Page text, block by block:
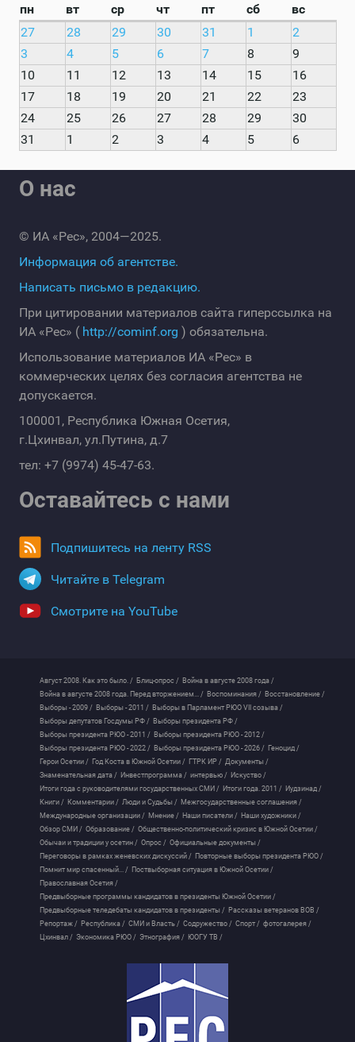
пн
вт ср чт пт сб
вс
27
28 29 30 31 1
2
3
4 5 6 7 8
9
10
11 12 13 14 15
16
17
18 19 20 21 22
23
24
25 26 27 28 29
30
31
1 2 3 4 5 6
О нас
© ИА «Рес», 2004—2025.
Информация об агентстве.
Написать письмо в редакцию.
При цитировании материалов сайта гиперссылка на
ИА «Рес» ( http://cominf.org ) обязательна.
Использование материалов ИА «Рес» в
коммерческих целях без согласия агентства не
допускается.
100001, Республика Южная Осетия,
г.Цхинвал, ул.Путина, д.7
тел: +7 (9974) 45-47-63.
Оставайтесь с нами
Подпишитесь на ленту RSS
Читайте в Telegram
Смотрите на YouTube
Август 2008. Как это было. / Блиц-опрос / Война в августе 2008 года /
Война в августе 2008 года. Перед вторжением... / Воспоминания / Восстановление /
Выборы - 2009 / Выборы - 2011 / Выборы в Парламент РЮО VII созыва /
Выборы депутатов Госдумы РФ / Выборы президента РФ /
Выборы президента РЮО - 2011 / Выборы президента РЮО - 2012 /
Выборы президента РЮО - 2022 / Выборы президента РЮО - 2026 / Геноцид /
Герои Осетии / Год Коста в Южной Осетии / ГТРК ИР / Документы /
Знаменательная дата / Инвестпрограмма / интервью / Искуство /
Итоги года с руководителями государственных СМИ / Итоги года. 2011 / Иудзинад /
Книги / Комментарии / Люди и Судьбы / Межгосударственные соглашения /
Международные организации / Мнение / Наши писатели / Наши художники /
Обзор СМИ / Образование / Общественно-политический кризис в Южной Осетии /
Обычаи и традиции у осетин / Опрос / Официальные документы /
Переговоры в рамках женевских дискуссий / Повторные выборы президента РЮО /
Помнит мир спасенный... / Поствыборная ситуация в Южной Осетии /
Православная Осетия /
Предвыборные программы кандидатов в президенты Южной Осетии /
Предвыборные теледебаты кандидатов в президенты / Рассказы ветеранов ВОВ /
Репортаж / Республика / СМИ и Власть / Содружество / Спорт / фотогалерея /
Цхинвал / Экономика РЮО / Этнография / ЮОГУ ТВ /